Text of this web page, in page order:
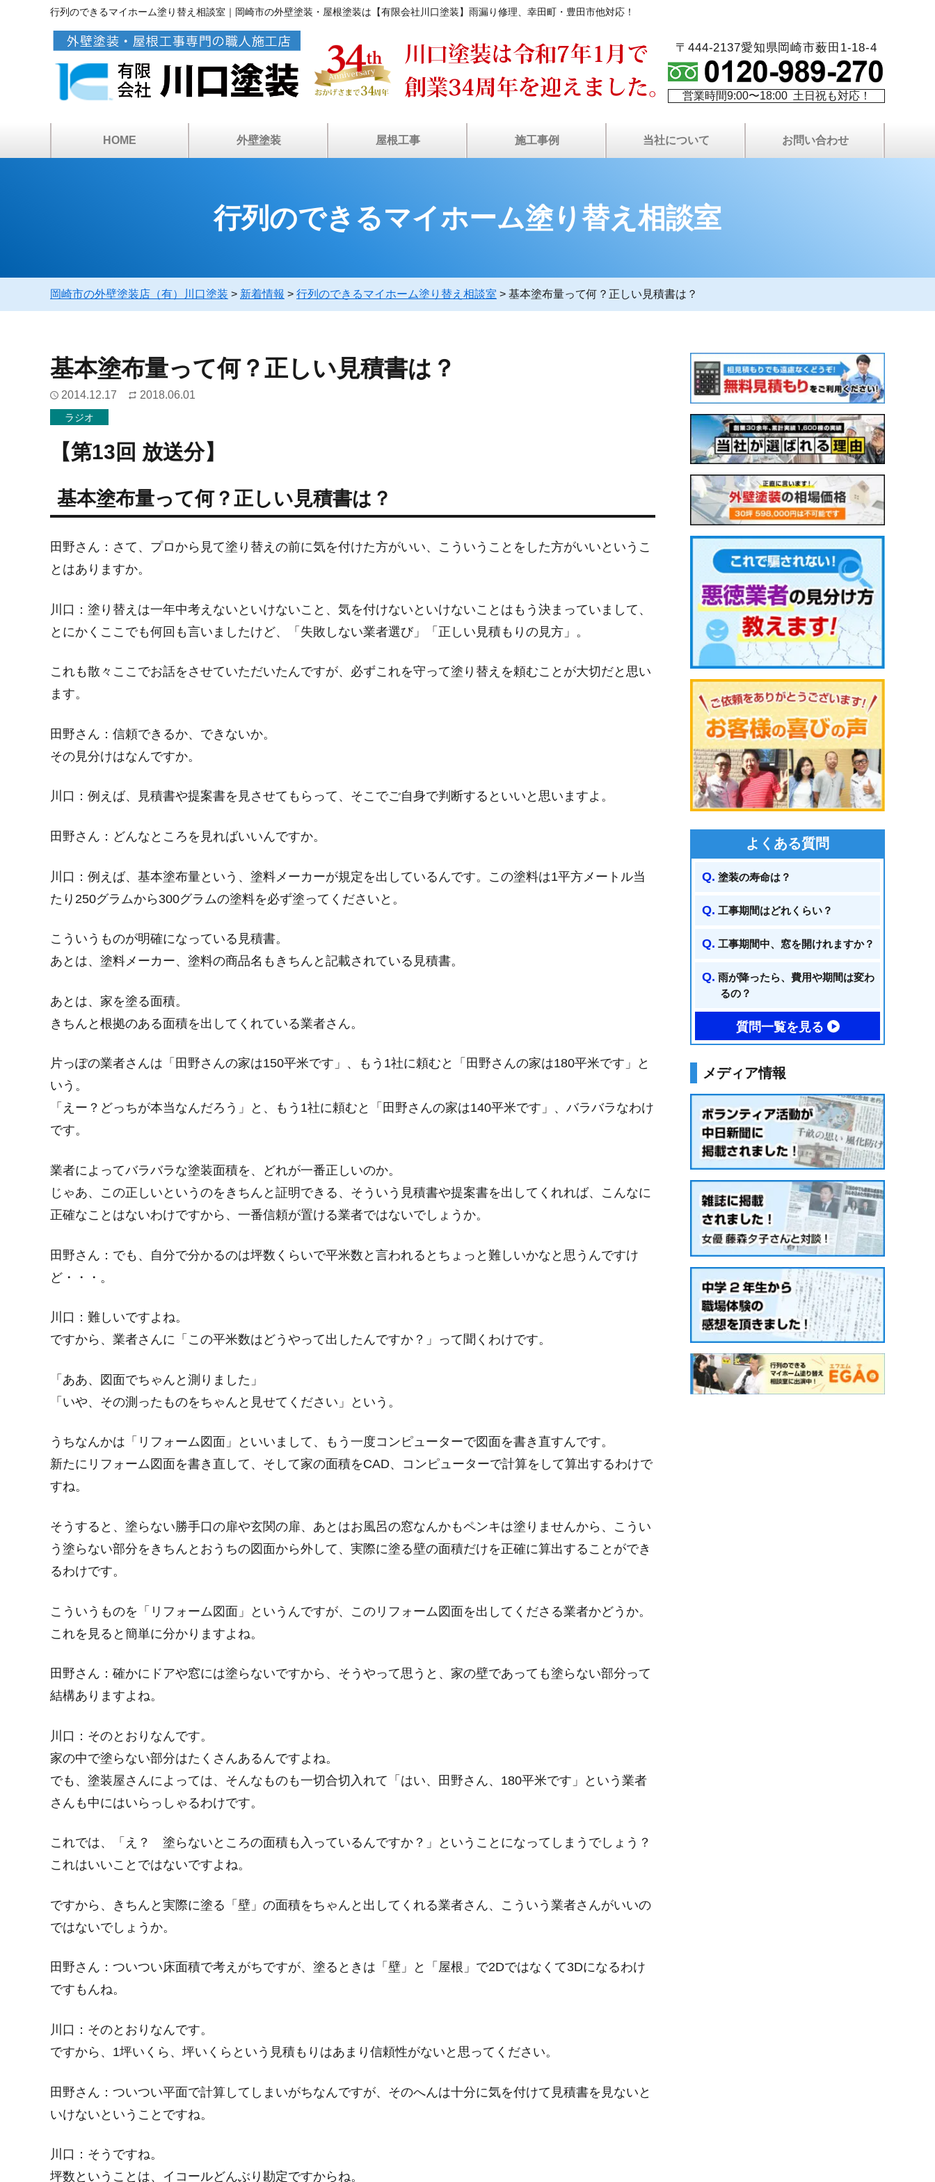
行列のできるマイホーム塗り替え相談室｜岡崎市の外壁塗装・屋根塗装は【有限会社川口塗装】雨漏り修理、幸田町・豊田市他対応！
〒444-2137愛知県岡崎市薮田1-18-4
営業時間9:00〜18:00 土日祝も対応！
HOME 外壁塗装 屋根工事 施工事例 当社について お問い合わせ
行列のできるマイホーム塗り替え相談室
岡崎市の外壁塗装店（有）川口塗装 > 新着情報 > 行列のできるマイホーム塗り替え相談室 > 基本塗布量って何？正しい見積書は？
基本塗布量って何？正しい見積書は？
2014.12.17 2018.06.01
ラジオ
【第13回 放送分】
基本塗布量って何？正しい見積書は？
田野さん： さて、プロから見て塗り替えの前に気を付けた方がいい、こういうことをした方がいいというこ
とはありますか。
川口： 塗り替えは一年中考えないといけないこと、気を付けないといけないことはもう決まっていまして、
とにかくここでも何回も言いましたけど、「失敗しない業者選び」「正しい見積もりの見方」。
これも散々ここでお話をさせていただいたんですが、必ずこれを守って塗り替えを頼むことが大切だと思い
ます。
田野さん： 信頼できるか、できないか。
その見分けはなんですか。
川口： 例えば、 見積書や提案書を見させてもらって、そこでご自身で判断する といいと思いますよ。
田野さん： どんなところを見ればいいんですか。
川口： 例えば、 基本塗布量という、塗料メーカーが規定を出しているんです。この塗料は1平方メートル当
たり250グラムから300グラムの塗料を必ず塗ってくださいと。
こういうものが明確になっている見積書。
あとは、塗料メーカー、塗料の商品名もきちんと記載されている見積書。
あとは、家を塗る面積。
きちんと根拠のある面積を出してくれている業者さん。
片っぽの業者さんは「田野さんの家は150平米です」、もう1社に頼むと「田野さんの家は180平米です」と
いう。
「えー？どっちが本当なんだろう」と、もう1社に頼むと「田野さんの家は140平米です」、バラバラなわけ
です。
業者によってバラバラな塗装面積を、どれが一番正しいのか。
じゃあ、この正しいというのをきちんと証明できる、そういう見積書や提案書を出してくれれば、こんなに
正確なことはないわけですから、一番信頼が置ける業者ではないでしょうか。
田野さん： でも、自分で分かるのは坪数くらいで平米数と言われるとちょっと難しいかなと思うんですけ
ど・・・。
川口： 難しいですよね。
ですから、業者さんに「この平米数はどうやって出したんですか？」って聞くわけです。
「ああ、図面でちゃんと測りました」
「いや、その測ったものをちゃんと見せてください」という。
うちなんかは「リフォーム図面」といいまして、もう一度コンピューターで図面を書き直すんです。
新たにリフォーム図面を書き直して、そして家の面積をCAD、コンピューターで計算をして算出するわけで
すね。
そうすると、塗らない勝手口の扉や玄関の扉、あとはお風呂の窓なんかもペンキは塗りませんから、こうい
う塗らない部分をきちんとおうちの図面から外して、実際に塗る壁の面積だけを正確に算出することができ
るわけです。
こういうものを 「リフォーム図面」
というんですが、このリフォーム図面を出してくださる業者かどうか。
これを見ると簡単に分かりますよね。
田野さん： 確かにドアや窓には塗らないですから、そうやって思うと、家の壁であっても塗らない部分って
結構ありますよね。
川口： そのとおりなんです。
家の中で塗らない部分はたくさんあるんですよね。
でも、塗装屋さんによっては、そんなものも一切合切入れて「はい、田野さん、180平米です」という業者
さんも中にはいらっしゃるわけです。
これでは、「え？ 塗らないところの面積も入っているんですか？」ということになってしまうでしょう？
これはいいことではないですよね。
ですから、 きちんと実際に塗る「壁」の面積をちゃんと出してくれる業者さん、 こういう業者さんがいいの
ではないでしょうか。
田野さん： ついつい床面積で考えがちですが、塗るときは「壁」と「屋根」で2Dではなくて3Dになるわけ
ですもんね。
川口： そのとおりなんです。
ですから、 1坪いくら、坪いくらという見積もりはあまり信頼性がないと思ってください。
田野さん： ついつい平面で計算してしまいがちなんですが、そのへんは十分に気を付けて見積書を見ないと
いけないということですね。
川口： そうですね。
坪数ということは、イコールどんぶり勘定ですからね。
よくある質問
塗装の寿命は？
工事期間はどれくらい？
工事期間中、窓を開けれますか？
雨が降ったら、費用や期間は変わ
るの？
質問一覧を見る
メディア情報